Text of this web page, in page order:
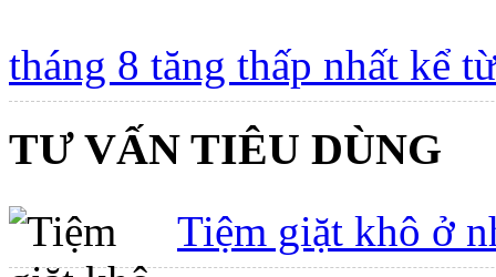
tháng 8 tăng thấp nhất kể
TƯ VẤN TIÊU DÙNG
Tiệm giặt khô ở